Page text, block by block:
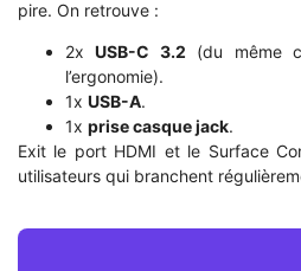
pire. On retrouve :
2xUSB-C 3.2 (du même
l’ergonomie).
1x USB-A.
1x prise casque jack.
Exit le port HDMI et le Surface
utilisateurs qui branchent